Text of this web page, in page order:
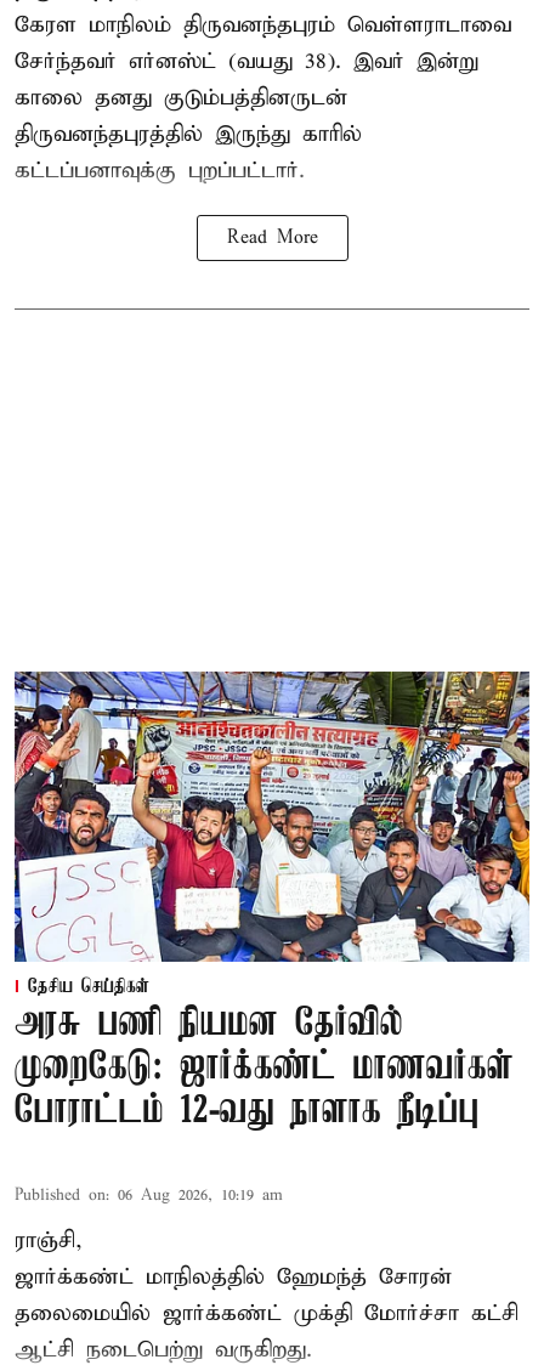
கேரள மாநிலம் திருவனந்தபுரம் வெள்ளராடாவை
சேர்ந்தவர் எர்னஸ்ட் (வயது 38). இவர் இன்று
காலை தனது குடும்பத்தினருடன்
திருவனந்தபுரத்தில் இருந்து காரில்
கட்டப்பனாவுக்கு புறப்பட்டார்.
Read More
தேசிய செய்திகள்
அரசு பணி நியமன தேர்வில்
முறைகேடு: ஜார்க்கண்ட் மாணவர்கள்
போராட்டம் 12-வது நாளாக நீடிப்பு
Published on: 06 Aug 2026, 10:19 am
ராஞ்சி,
ஜார்க்கண்ட் மாநிலத்தில் ஹேமந்த் சோரன்
தலைமையில் ஜார்க்கண்ட் முக்தி மோர்ச்சா கட்சி
ஆட்சி நடைபெற்று வருகிறது.